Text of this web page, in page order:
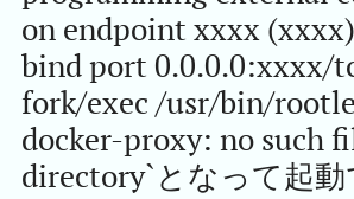
on endpoint xxxx
bind port 0.0.0.0:xxxx/
fork/exec /usr/bin/
docker-proxy: no such
directory`となって起